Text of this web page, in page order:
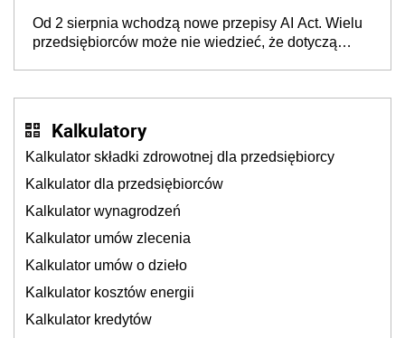
będzie
Od 2 sierpnia wchodzą nowe przepisy AI Act. Wielu
przedsiębiorców może nie wiedzieć, że dotyczą
Kalkulatory
Kalkulator składki zdrowotnej dla przedsiębiorcy
Kalkulator dla przedsiębiorców
Kalkulator wynagrodzeń
Kalkulator umów zlecenia
Kalkulator umów o dzieło
Kalkulator kosztów energii
Kalkulator kredytów